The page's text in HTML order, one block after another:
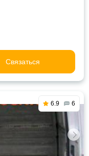
Связаться
6.9 6